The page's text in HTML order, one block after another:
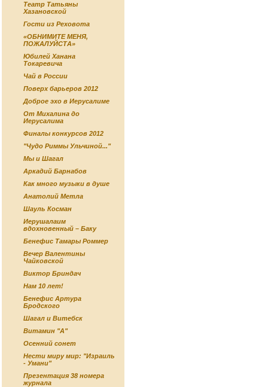
Театр Татьяны
Хазановской
Гости из Реховота
«ОБНИМИТЕ МЕНЯ,
ПОЖАЛУЙСТА»
Юбилей Ханана
Токаревича
Чай в России
Поверх барьеров 2012
Доброе эхо в Иерусалиме
От Михалина до
Иерусалима
Финалы конкурсов 2012
"Чудо Риммы Ульчиной..."
Мы и Шагал
Аркадий Барнабов
Как много музыки в душе
Анатолий Метла
Шауль Косман
Иерушалаим
вдохновенный – Баку
Бенефис Тамары Роммер
Вечер Валентины
Чайковской
Виктор Бриндач
Нам 10 лет!
Бенефис Артура
Бродского
Шагал и Витебск
Витамин "А"
Осенний сонет
Нести миру мир: "Израиль
- Умани"
Презентация 38 номера
журнала